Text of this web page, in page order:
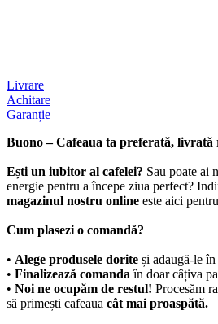
Livrare
Achitare
Garanție
Buono – Cafeaua ta preferată, livrată
Ești un iubitor al cafelei? Sau poate ai
energie pentru a începe ziua perfect?
magazinul nostru online este aici
Cum plasezi o comandă?
• Alege produsele dorite și adaugă-le
• Finalizează comanda în doar câțiva
• Noi ne ocupăm de restul! Procesăm
să primești cafeaua cât mai proaspătă.